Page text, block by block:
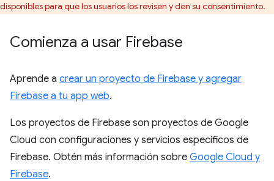
disponibles para que los usuarios los revisen y den su consentimiento.
Comienza a usar Firebase
Aprende a crear un proyecto de Firebase y agregar
Firebase a tu app web.
Los proyectos de Firebase son proyectos de Google
Cloud con configuraciones y servicios específicos de
Firebase. Obtén más información sobre Google Cloud y
Firebase.